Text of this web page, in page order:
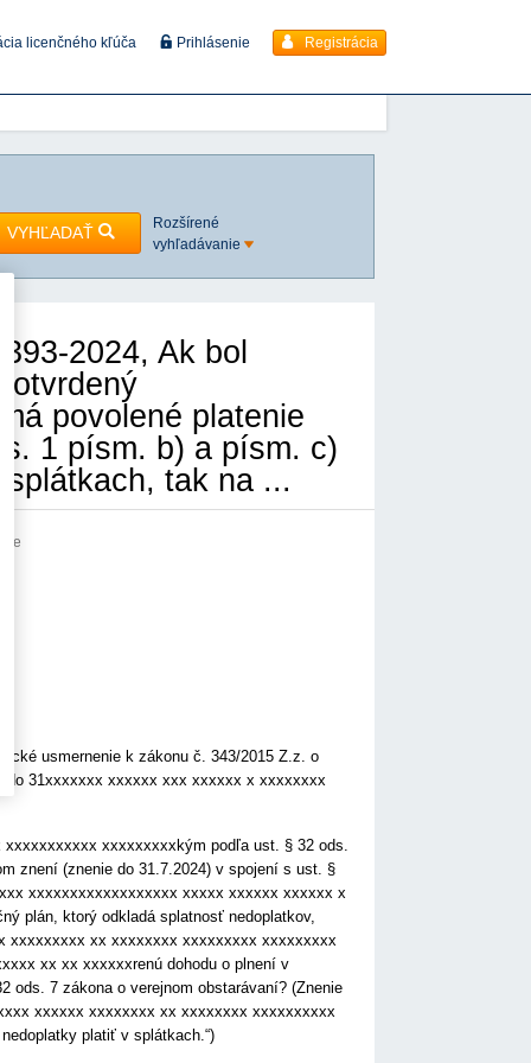
licenčného kľúča Prihlásenie Registrácia
VYHĽADAŤ
Rozšírené
vyhľadávanie
2024, Ak bol
povolené platenie
1 písm. b) a písm. c)
tak na ...
usmernenie k zákonu č. 343/2015 Z.z. o
do 31xxxxxxx xxxxxx xxx xxxxxx x xxxxxxxx
xxxxxxxxxkým podľa ust. § 32 ods.
znení (znenie do 31.7.2024) v spojení s ust. §
xxxxxxxxxxxxxxxxxx xxxxx xxxxxx xxxxxx x
plán, ktorý odkladá splatnosť nedoplatkov,
xxxxxxxxx xx xxxxxxxx xxxxxxxxx xxxxxxxxx
xx xx xxxxxxrenú dohodu o plnení v
ods. 7 zákona o verejnom obstarávaní? (Znenie
xxxxxx xxxxxxxx xx xxxxxxxx xxxxxxxxxx
platiť v splátkach.“)